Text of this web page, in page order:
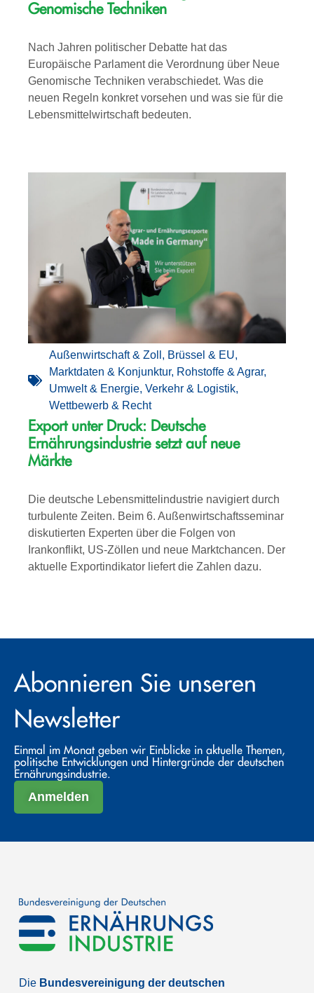
Genomische Techniken
Nach Jahren politischer Debatte hat das
Europäische Parlament die Verordnung über Neue
Genomische Techniken verabschiedet. Was die
neuen Regeln konkret vorsehen und was sie für die
Lebensmittelwirtschaft bedeuten.
Außenwirtschaft & Zoll , Brüssel & EU,
Marktdaten & Konjunktur, Rohstoffe & Agrar,
Umwelt & Energie, Verkehr & Logistik,
Wettbewerb & Recht
Export unter Druck: Deutsche
Ernährungsindustrie setzt auf neue
Märkte
Die deutsche Lebensmittelindustrie navigiert durch
turbulente Zeiten. Beim 6. Außenwirtschaftsseminar
diskutierten Experten über die Folgen von
Irankonflikt, US-Zöllen und neue Marktchancen. Der
aktuelle Exportindikator liefert die Zahlen dazu.
Abonnieren Sie unseren
Newsletter
Einmal im Monat geben wir Einblicke in aktuelle Themen,
politische Entwicklungen und Hintergründe der deutschen
Ernährungsindustrie.
Anmelden
Die Bundesvereinigung der deutschen